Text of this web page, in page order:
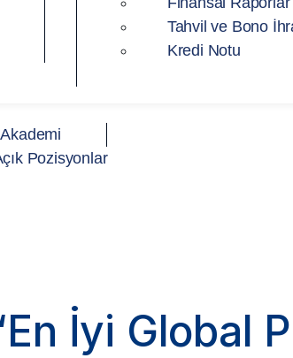
Tahvil ve Bono
Kredi Notu
Akademi
Pozisyonlar
İyi Global